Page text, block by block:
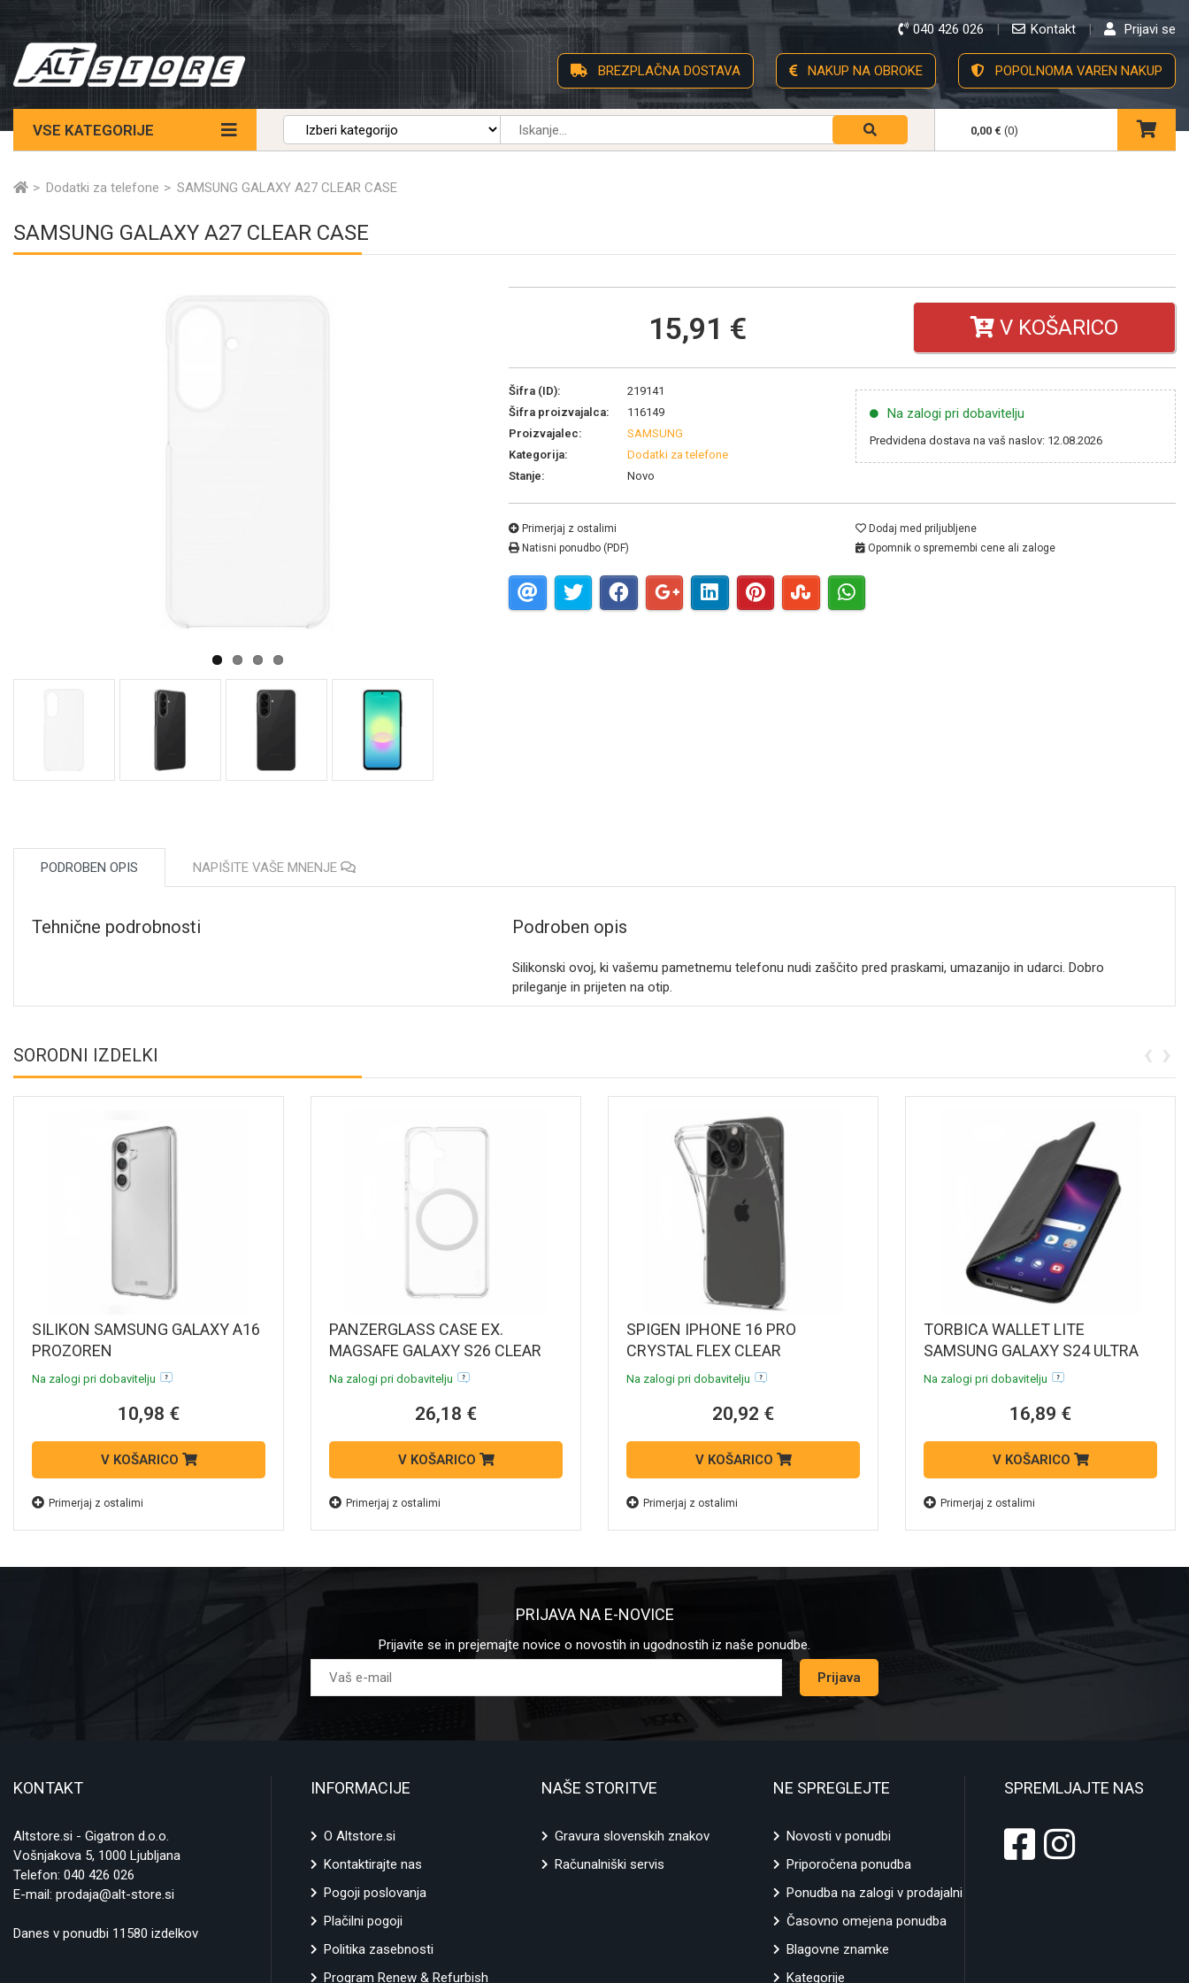
040 426 026 Kontakt Prijavi se
BREZPLAČNA DOSTAVA NAKUP NA OBROKE POPOLNOMA VAREN NAKUP
VSE KATEGORIJE 0,00 € (0)
Dodatki za telefone SAMSUNG GALAXY A27 CLEAR CASE
SAMSUNG GALAXY A27 CLEAR CASE
15,91 € V KOŠARICO
Šifra (ID):
219141
Šifra proizvajalca:
116149
Proizvajalec:
SAMSUNG
Kategorija:
Dodatki za telefone
Stanje:
Novo
Na zalogi pri dobavitelju
Predvidena dostava na vaš naslov: 12.08.2026
Primerjaj z ostalimi
Natisni ponudbo (PDF)
Dodaj med priljubljene
Opomnik o spremembi cene ali zaloge
PODROBEN OPIS NAPIŠITE VAŠE MNENJE
Tehnične podrobnosti Podroben opis
Silikonski ovoj, ki vašemu pametnemu telefonu nudi zaščito pred praskami, umazanijo in udarci. Dobro
prileganje in prijeten na otip.
SORODNI IZDELKI
SILIKON SAMSUNG GALAXY A16
PROZOREN
Na zalogi pri dobavitelju
10,98 €
V KOŠARICO
Primerjaj z ostalimi
PANZERGLASS CASE EX.
MAGSAFE GALAXY S26 CLEAR
Na zalogi pri dobavitelju
26,18 €
V KOŠARICO
Primerjaj z ostalimi
SPIGEN IPHONE 16 PRO
CRYSTAL FLEX CLEAR
Na zalogi pri dobavitelju
20,92 €
V KOŠARICO
Primerjaj z ostalimi
TORBICA WALLET LITE
SAMSUNG GALAXY S24 ULTRA
ČRNA
Na zalogi pri dobavitelju
16,89 €
V KOŠARICO
Primerjaj z ostalimi
‹ ›
PRIJAVA NA E-NOVICE
Prijavite se in prejemajte novice o novostih in ugodnostih iz naše ponudbe.
Prijava
KONTAKT
Altstore.si - Gigatron d.o.o.
Vošnjakova 5, 1000 Ljubljana
Telefon: 040 426 026
E-mail: prodaja@alt-store.si
Danes v ponudbi 11580 izdelkov
INFORMACIJE
O Altstore.si
Kontaktirajte nas
Pogoji poslovanja
Plačilni pogoji
Politika zasebnosti
Program Renew & Refurbish
NAŠE STORITVE
Gravura slovenskih znakov
Računalniški servis
NE SPREGLEJTE
Novosti v ponudbi
Priporočena ponudba
Ponudba na zalogi v prodajalni
Časovno omejena ponudba
Blagovne znamke
Kategorije
SPREMLJAJTE NAS